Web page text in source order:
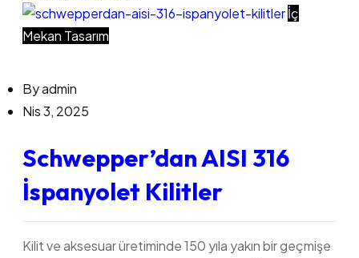
İç
Mekan Tasarım
Byadmin
Nis 3, 2025
Schwepper’dan AISI 316
İspanyolet Kilitler
Kilit ve aksesuar üretiminde 150 yıla yakın bir geçmişe